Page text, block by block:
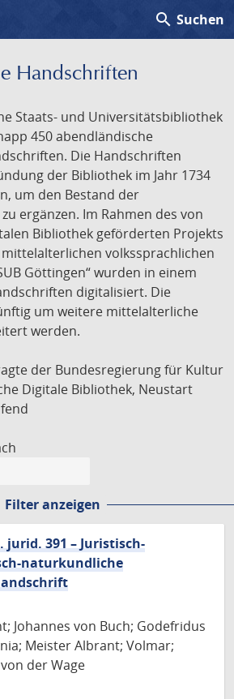
search Suchen
Handschriften
Staats- und Universitätsbibliothek
450 abendländische
Die Handschriften
der Bibliothek im Jahr 1734
um den Bestand der
ergänzen. Im Rahmen des von
Bibliothek geförderten Projekts
volkssprachlichen
Göttingen“ wurden in einem
digitalisiert. Die
um weitere mittelalterliche
werden.
der Bundesregierung für Kultur
Digitale Bibliothek, Neustart
Filter anzeigen
jurid. 391 – Juristisch-
naturkundliche
Johannes von Buch; Godefridus
Meister Albrant; Volmar;
der Wage